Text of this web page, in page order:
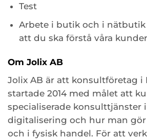
Test
Arbete i butik och i
att du ska förstå våra
Om Jolix AB
Jolix AB är att konsultföretag i
startade 2014 med målet att
specialiserade konsulttjänster
digitalisering och hur man
och i fysisk handel. För att